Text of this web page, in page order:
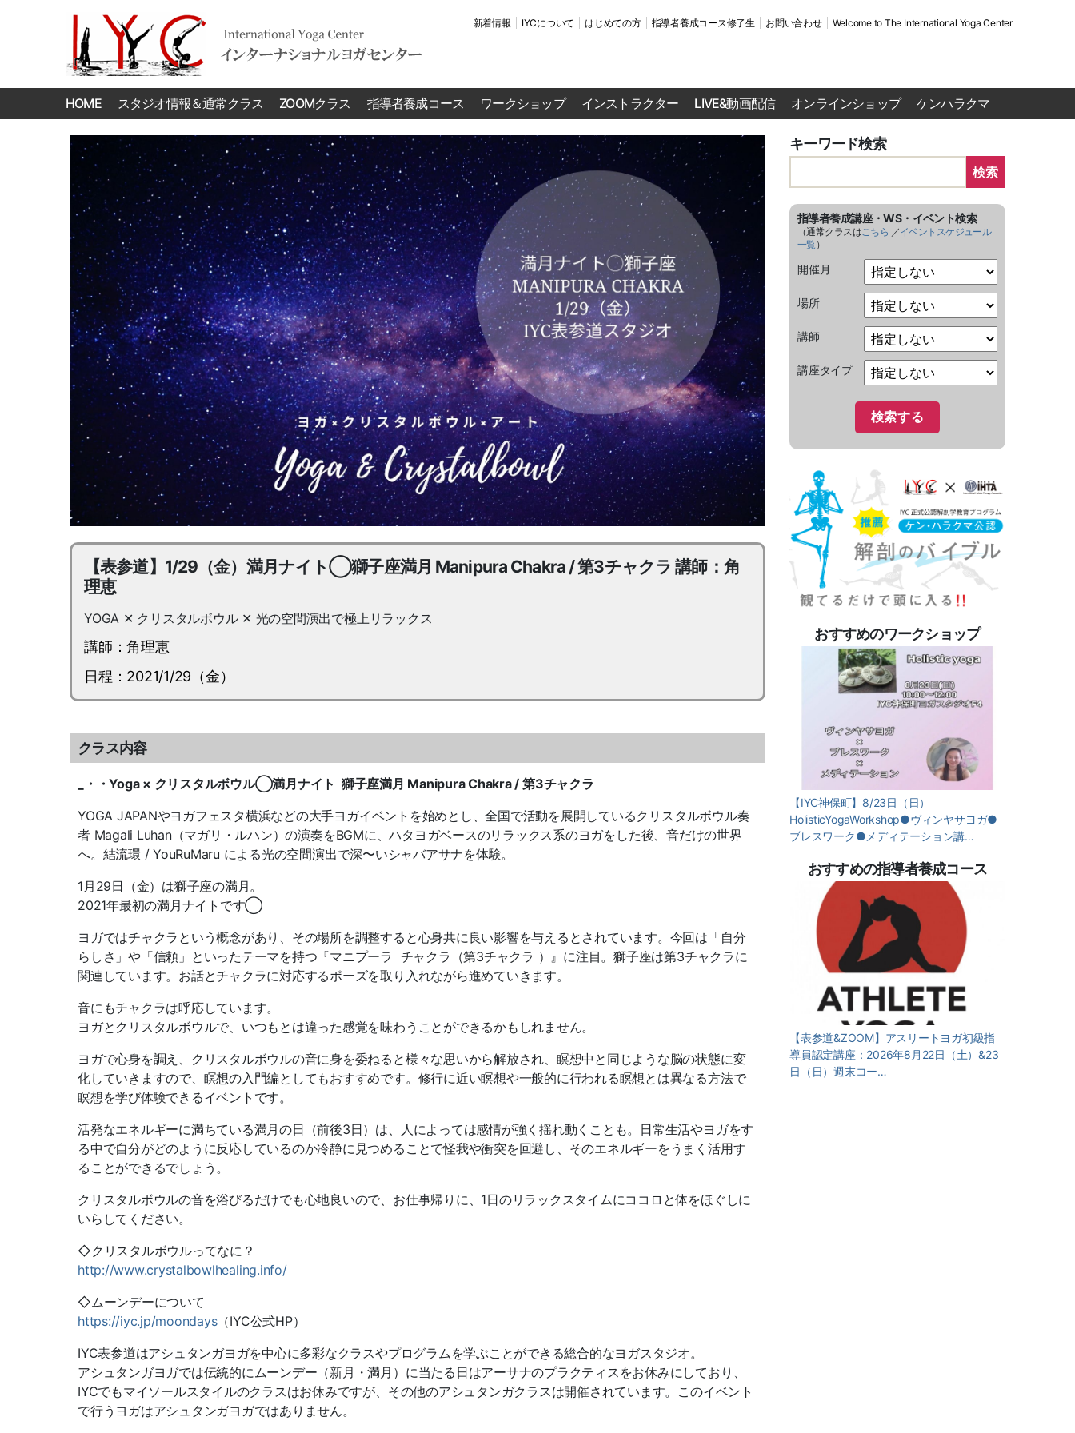
Yoga
Center
新着情報 IYCについて はじめての方 指導者養成コース修了生 お問い合わせ Welcome to The International Yoga Center
HOME スタジオ情報＆通常クラス ZOOMクラス 指導者養成コース ワークショップ インストラクター LIVE&動画配信 オンラインショップ ケンハラクマ
【表参道】1/29（金）満月ナイト◯獅子座満月 Manipura Chakra / 第3チャクラ 講師：角
理恵
YOGA ✕ クリスタルボウル ✕ 光の空間演出で極上リラックス
講師：角理恵
日程：2021/1/29（金）
クラス内容
_・・Yoga × クリスタルボウル◯満月ナイト 獅子座満月 Manipura Chakra / 第3チャクラ
YOGA JAPANやヨガフェスタ横浜などの大手ヨガイベントを始めとし、全国で活動を展開しているクリスタルボウル奏
者 Magali Luhan（マガリ・ルハン）の演奏をBGMに、ハタヨガベースのリラックス系のヨガをした後、音だけの世界
へ。結流環 / YouRuMaru による光の空間演出で深〜いシャバアサナを体験。
1月29日（金）は獅子座の満月。
2021年最初の満月ナイトです◯
ヨガではチャクラという概念があり、その場所を調整すると心身共に良い影響を与えるとされています。今回は「自分
らしさ」や「信頼」といったテーマを持つ『マニプーラ チャクラ（第3チャクラ ）』に注目。獅子座は第3チャクラに
関連しています。お話とチャクラに対応するポーズを取り入れながら進めていきます。
音にもチャクラは呼応しています。
ヨガとクリスタルボウルで、いつもとは違った感覚を味わうことができるかもしれません。
ヨガで心身を調え、クリスタルボウルの音に身を委ねると様々な思いから解放され、瞑想中と同じような脳の状態に変
化していきますので、瞑想の入門編としてもおすすめです。修行に近い瞑想や一般的に行われる瞑想とは異なる方法で
瞑想を学び体験できるイベントです。
活発なエネルギーに満ちている満月の日（前後3日）は、人によっては感情が強く揺れ動くことも。日常生活やヨガをす
る中で自分がどのように反応しているのか冷静に見つめることで怪我や衝突を回避し、そのエネルギーをうまく活用す
ることができるでしょう。
クリスタルボウルの音を浴びるだけでも心地良いので、お仕事帰りに、1日のリラックスタイムにココロと体をほぐしに
いらしてください。
◇クリスタルボウルってなに？
http://www.crystalbowlhealing.info/
◇ムーンデーについて
https://iyc.jp/moondays（IYC公式HP）
IYC表参道はアシュタンガヨガを中心に多彩なクラスやプログラムを学ぶことができる総合的なヨガスタジオ。
アシュタンガヨガでは伝統的にムーンデー（新月・満月）に当たる日はアーサナのプラクティスをお休みにしており、
IYCでもマイソールスタイルのクラスはお休みですが、その他のアシュタンガクラスは開催されています。このイベント
で行うヨガはアシュタンガヨガではありません。
キーワード検索
検索
指導者養成講座・WS・イベント検索
（通常クラスはこちら ／イベントスケジュール
一覧）
開催月
場所
講師
講座タイプ
おすすめのワークショップ
【IYC神保町】8/23日（日）
HolisticYogaWorkshop●ヴィンヤサヨガ●
ブレスワーク●メディテーション講…
おすすめの指導者養成コース
【表参道&ZOOM】アスリートヨガ初級指
導員認定講座：2026年8月22日（土）&23
日（日）週末コー…